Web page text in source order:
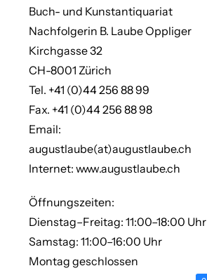
Buch- und Kunstantiquariat
Nachfolgerin B. Laube Oppliger
Kirchgasse 32
CH-8001 Zürich
Tel. +41 (0)44 256 88 99
Fax. +41 (0)44 256 88 98
Email:
augustlaube(at)augustlaube.ch
Internet: www.augustlaube.ch
Öffnungszeiten:
Dienstag–Freitag: 11:00–18:00 Uhr
Samstag: 11:00–16:00 Uhr
Montag geschlossen